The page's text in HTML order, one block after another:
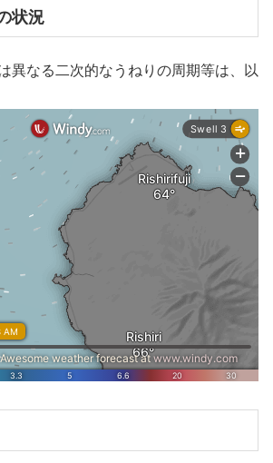
状況
異なる二次的なうねりの周期等は、以